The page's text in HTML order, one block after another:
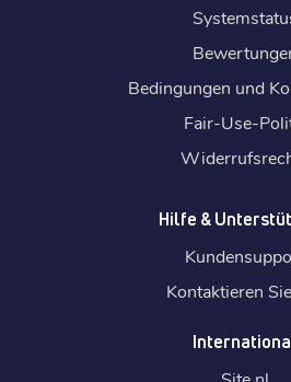
Bedingungen und
Fair-Use-
Hilfe &
Kontaktieren